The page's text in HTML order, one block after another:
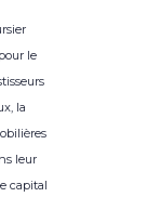
le
la
leur
capital